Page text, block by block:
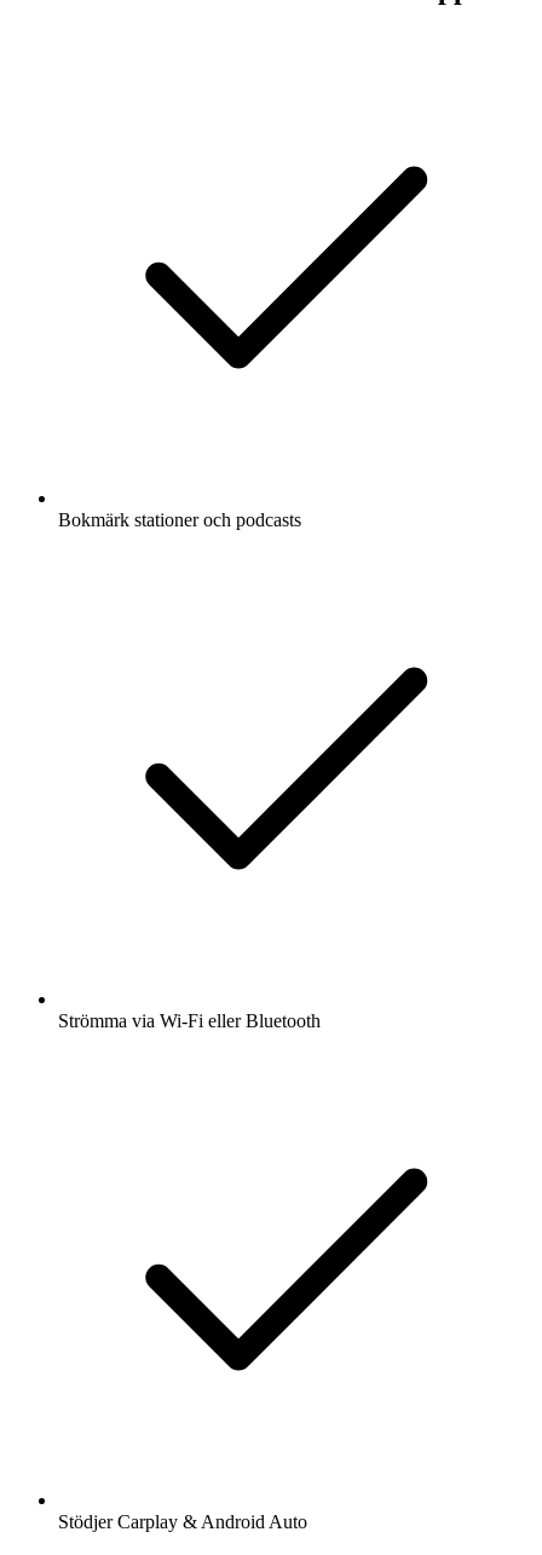
Bokmärk stationer och podcasts
Strömma via Wi-Fi eller Bluetooth
Stödjer Carplay & Android Auto